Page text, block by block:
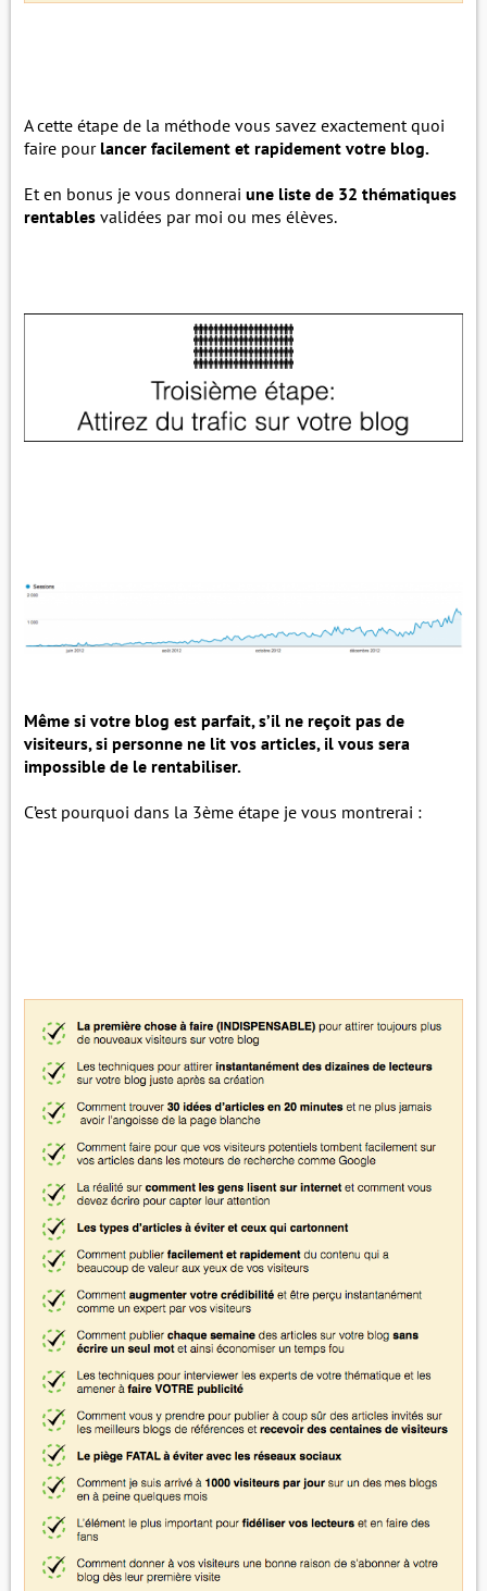
A cette étape de la méthode vous savez exactement quoi
faire pour lancer facilement et rapidement votre blog.
Et en bonus je vous donnerai une liste de 32 thématiques
rentables validées par moi ou mes élèves.
Même si votre blog est parfait, s’il ne reçoit pas de
visiteurs, si personne ne lit vos articles, il vous sera
impossible de le rentabiliser.
C’est pourquoi dans la 3ème étape je vous montrerai :